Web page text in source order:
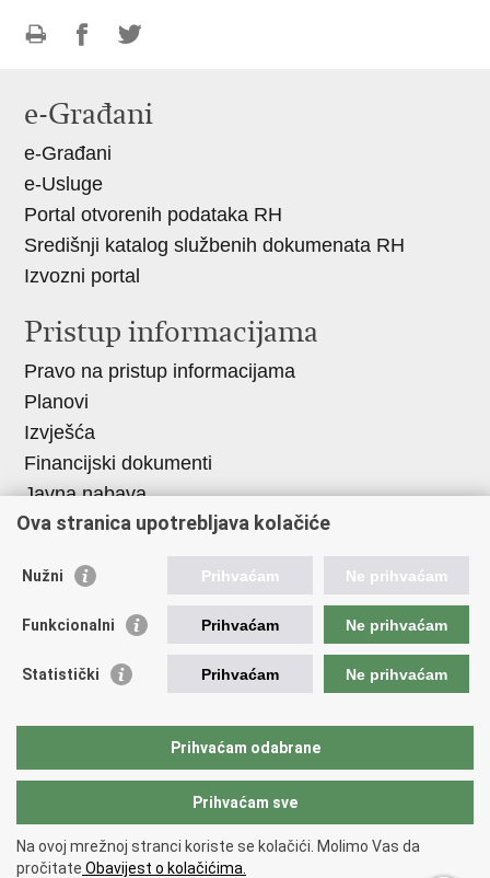
Facebooku
Twitteru
e-Građani
e-Građani
e-Usluge
Portal otvorenih podataka RH
Središnji katalog službenih dokumenata RH
Izvozni portal
Pristup informacijama
Pravo na pristup informacijama
Planovi
Izvješća
Financijski dokumenti
Javna nabava
Vlada RH
Strukturni i investicijski fondovi
Operativni program konkurentnost i kohezija
Uređena zemlja
Povratak na vrh
Copyright © 2026 Državna geodetska uprava.
Ova stranica upotrebljava kolačiće
Nužni Prihvaćam Ne prihvaćam
Funkcionalni Prihvaćam Ne prihvaćam
Statistički Prihvaćam Ne prihvaćam
Prihvaćam odabrane
Prihvaćam sve
Na ovoj mrežnoj stranci koriste se kolačići. Molimo Vas da
pročitate Obavijest o kolačićima.